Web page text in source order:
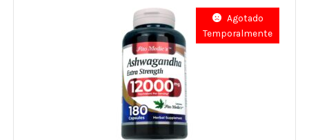
Agotado
Temporalmente